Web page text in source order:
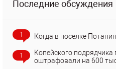
Последние обсуждения
1 Когда в поселке
1
Копейского подрядчика
оштрафовали на 600